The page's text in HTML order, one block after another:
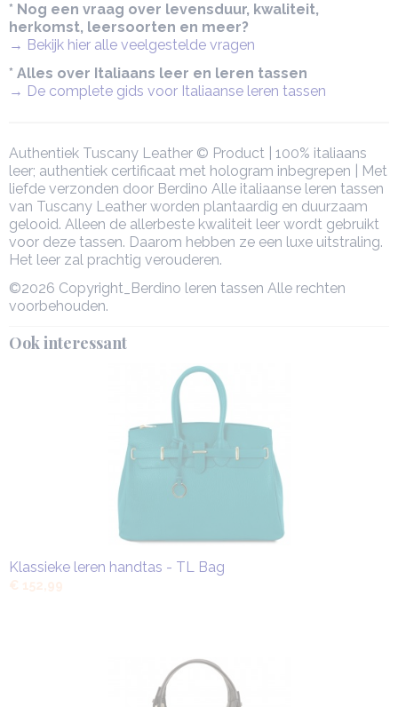
* Nog een vraag over levensduur, kwaliteit,
herkomst, leersoorten en meer?
→ Bekijk hier alle veelgestelde vragen
* Alles over Italiaans leer en leren tassen
→ De complete gids voor Italiaanse leren tassen
Authentiek Tuscany Leather © Product | 100% italiaans
leer; authentiek certificaat met hologram inbegrepen | Met
liefde verzonden door Berdino Alle italiaanse leren tassen
van Tuscany Leather worden plantaardig en duurzaam
gelooid. Alleen de allerbeste kwaliteit leer wordt gebruikt
voor deze tassen. Daarom hebben ze een luxe uitstraling.
Het leer zal prachtig verouderen.
©2026 Copyright_Berdino leren tassen Alle rechten
voorbehouden.
Ook interessant
Klassieke leren handtas - TL Bag
€ 152,99